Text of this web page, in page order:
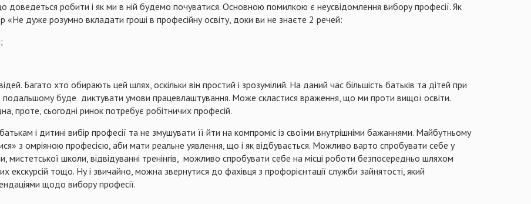
робити і як ми в ній будемо почуватися. Основною помилкою є неусвідомлення вибору професії. Як
дуже розумно вкладати гроші в професійну освіту, доки ви не знаєте 2 речей:
Багато хто обирають цей шлях, оскільки він простий і зрозумілий. На даний час більшість батьків та дітей при
в подальшому буде диктувати умови працевлаштування. Може скластися враження, що ми проти вищої освіти.
проте, сьогодні ринок потребує робітничих професій.
і дитині вибір професії та не змушувати її йти на компроміс із своїми внутрішніми бажаннями. Майбутньому
з омріяною професією, аби мати реальне уявлення, що і як відбувається. Можливо варто спробувати себе у
мистетської школи, відвідуванні тренінгів, можливо спробувати себе на місці роботи безпосередньо шляхом
екскурсій тощо. Ну і звичайно, можна звернутися до фахівця з профорієнтації служби зайнятості, який
щодо вибору професії.